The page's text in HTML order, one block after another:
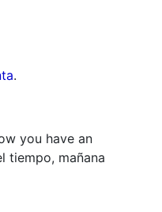
.
you have an
tiempo, mañana